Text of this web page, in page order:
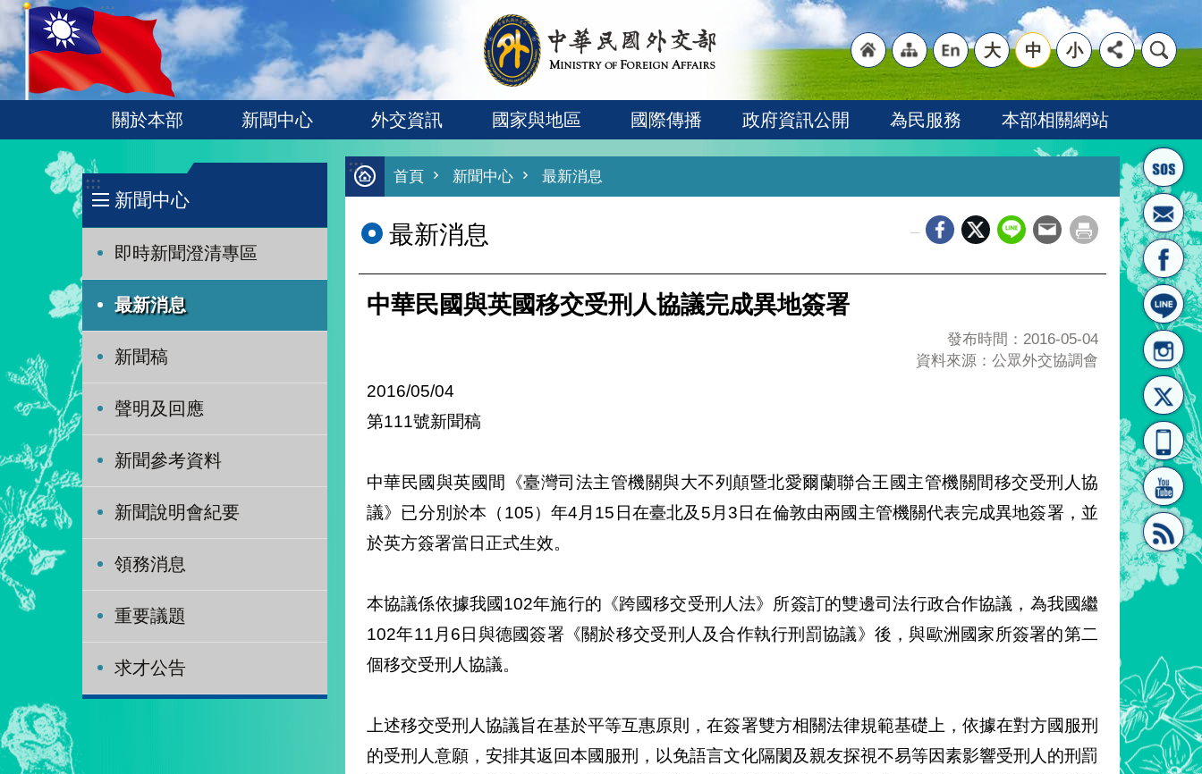
跳到主要內容區塊
:::
首頁
"網
站導
"英
文語
大 中 小
關於本部 新聞中心 外交資訊 國家與地區 國際傳播 政府資訊公開 為民服務 本部相關網站
:::
新聞中心
即時新聞澄清專區
最新消息
新聞稿
聲明及回應
新聞參考資料
新聞說明會紀要
領務消息
重要議題
求才公告
:::
首頁 新聞中心 最新消息
最新消息
中華民國與英國移交受刑人協議完成異地簽署
發布時間：2016-05-04
資料來源：公眾外交協調會
2016/05/04
第111號新聞稿
中華民國與英國間《臺灣司法主管機關與大不列顛暨北愛爾蘭聯合王國主管機關間移交受刑人協
議》已分別於本（105）年4月15日在臺北及5月3日在倫敦由兩國主管機關代表完成異地簽署，並
於英方簽署當日正式生效。
本協議係依據我國102年施行的《跨國移交受刑人法》所簽訂的雙邊司法行政合作協議，為我國繼
102年11月6日與德國簽署《關於移交受刑人及合作執行刑罰協議》後，與歐洲國家所簽署的第二
個移交受刑人協議。
上述移交受刑人協議旨在基於平等互惠原則，在簽署雙方相關法律規範基礎上，依據在對方國服刑
的受刑人意願，安排其返回本國服刑，以免語言文化隔閡及親友探視不易等因素影響受刑人的刑罰